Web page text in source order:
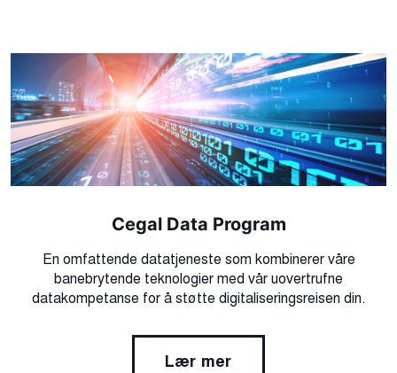
Cegal Data Program
En omfattende datatjeneste som kombinerer våre
banebrytende teknologier med vår uovertrufne
datakompetanse for å støtte digitaliseringsreisen din.
Lær mer